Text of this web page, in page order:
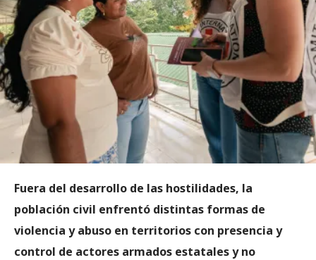
Fuera del desarrollo de las hostilidades, la
población civil enfrentó distintas formas de
violencia y abuso en territorios con presencia y
control de actores armados estatales y no